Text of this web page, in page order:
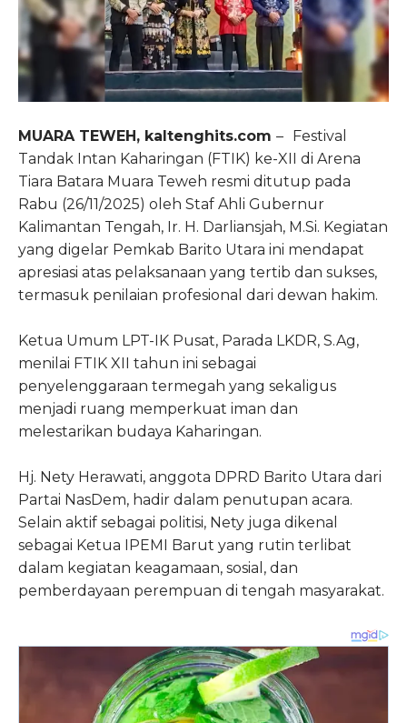
MUARA TEWEH, kaltenghits.com – Festival
Tandak Intan Kaharingan (FTIK) ke-XII di Arena
Tiara Batara Muara Teweh resmi ditutup pada
Rabu (26/11/2025) oleh Staf Ahli Gubernur
Kalimantan Tengah, Ir. H. Darliansjah, M.Si. Kegiatan
yang digelar Pemkab Barito Utara ini mendapat
apresiasi atas pelaksanaan yang tertib dan sukses,
termasuk penilaian profesional dari dewan hakim.
Ketua Umum LPT-IK Pusat, Parada LKDR, S.Ag,
menilai FTIK XII tahun ini sebagai
penyelenggaraan termegah yang sekaligus
menjadi ruang memperkuat iman dan
melestarikan budaya Kaharingan.
Hj. Nety Herawati, anggota DPRD Barito Utara dari
Partai NasDem, hadir dalam penutupan acara.
Selain aktif sebagai politisi, Nety juga dikenal
sebagai Ketua IPEMI Barut yang rutin terlibat
dalam kegiatan keagamaan, sosial, dan
pemberdayaan perempuan di tengah masyarakat.